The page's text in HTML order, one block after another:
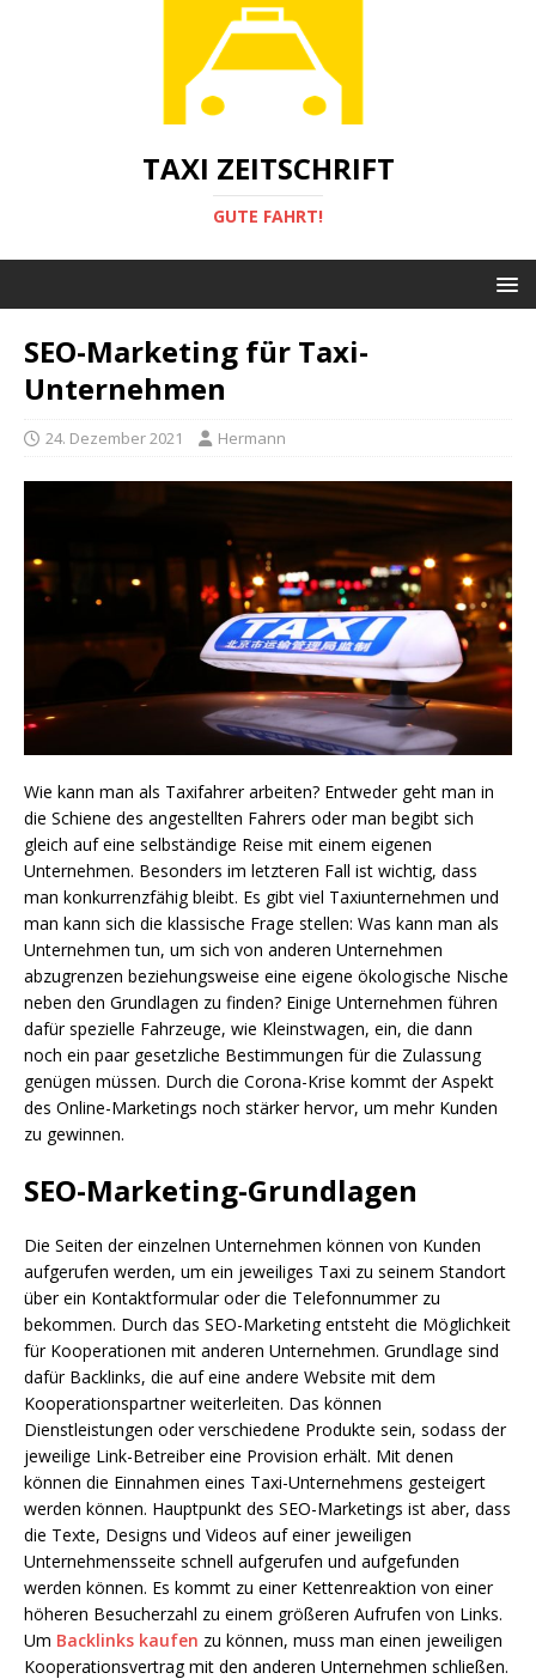
TAXI ZEITSCHRIFT
GUTE FAHRT!
SEO-Marketing für Taxi-
Unternehmen
24. Dezember 2021 Hermann
Wie kann man als Taxifahrer arbeiten? Entweder geht man in
die Schiene des angestellten Fahrers oder man begibt sich
gleich auf eine selbständige Reise mit einem eigenen
Unternehmen. Besonders im letzteren Fall ist wichtig, dass
man konkurrenzfähig bleibt. Es gibt viel Taxiunternehmen und
man kann sich die klassische Frage stellen: Was kann man als
Unternehmen tun, um sich von anderen Unternehmen
abzugrenzen beziehungsweise eine eigene ökologische Nische
neben den Grundlagen zu finden? Einige Unternehmen führen
dafür spezielle Fahrzeuge, wie Kleinstwagen, ein, die dann
noch ein paar gesetzliche Bestimmungen für die Zulassung
genügen müssen. Durch die Corona-Krise kommt der Aspekt
des Online-Marketings noch stärker hervor, um mehr Kunden
zu gewinnen.
SEO-Marketing-Grundlagen
Die Seiten der einzelnen Unternehmen können von Kunden
aufgerufen werden, um ein jeweiliges Taxi zu seinem Standort
über ein Kontaktformular oder die Telefonnummer zu
bekommen. Durch das SEO-Marketing entsteht die Möglichkeit
für Kooperationen mit anderen Unternehmen. Grundlage sind
dafür Backlinks, die auf eine andere Website mit dem
Kooperationspartner weiterleiten. Das können
Dienstleistungen oder verschiedene Produkte sein, sodass der
jeweilige Link-Betreiber eine Provision erhält. Mit denen
können die Einnahmen eines Taxi-Unternehmens gesteigert
werden können. Hauptpunkt des SEO-Marketings ist aber, dass
die Texte, Designs und Videos auf einer jeweiligen
Unternehmensseite schnell aufgerufen und aufgefunden
werden können. Es kommt zu einer Kettenreaktion von einer
höheren Besucherzahl zu einem größeren Aufrufen von Links.
Um Backlinks kaufen zu können, muss man einen jeweiligen
Kooperationsvertrag mit den anderen Unternehmen schließen.